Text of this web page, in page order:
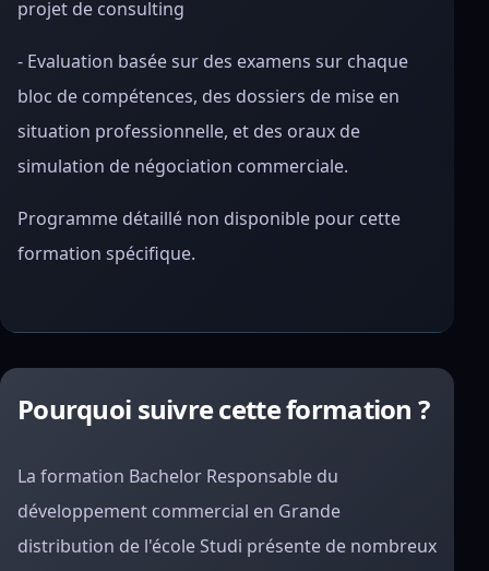
projet de consulting
- Evaluation basée sur des examens sur chaque
bloc de compétences, des dossiers de mise en
situation professionnelle, et des oraux de
simulation de négociation commerciale.
Programme détaillé non disponible pour cette
formation spécifique.
Pourquoi suivre cette formation ?
La formation Bachelor Responsable du
développement commercial en Grande
distribution de l'école Studi présente de nombreux